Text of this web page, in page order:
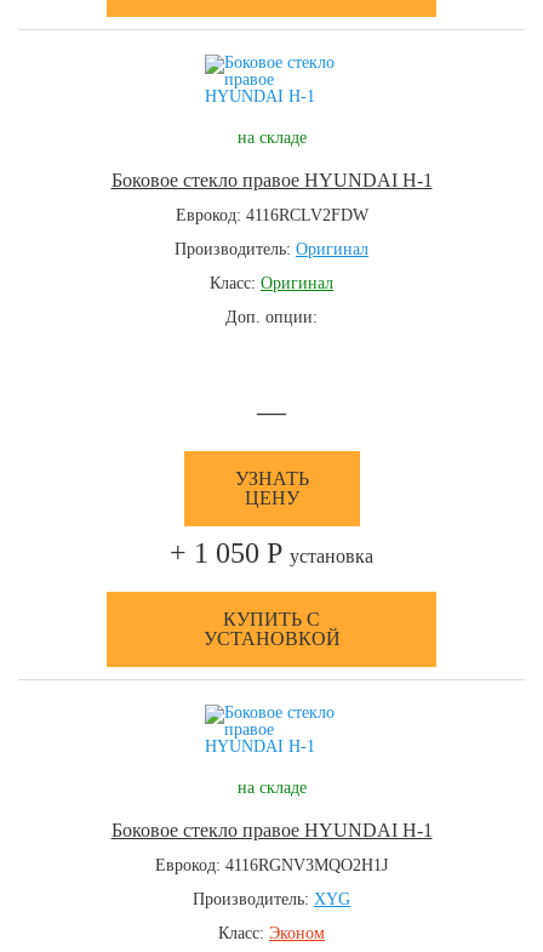
на складе
Боковое стекло правое HYUNDAI H-1
Еврокод: 4116RCLV2FDW
Производитель: Оригинал
Класс: Оригинал
Доп. опции:
—
УЗНАТЬ
ЦЕНУ
+ 1 050 Р установка
КУПИТЬ С
УСТАНОВКОЙ
на складе
Боковое стекло правое HYUNDAI H-1
Еврокод: 4116RGNV3MQO2H1J
Производитель: XYG
Класс: Эконом